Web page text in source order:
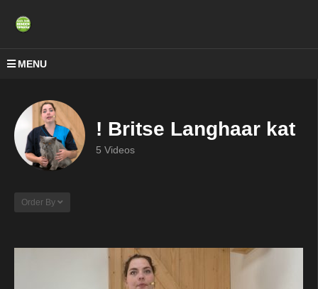
MENU
! Britse Langhaar kat
5 Videos
Order By